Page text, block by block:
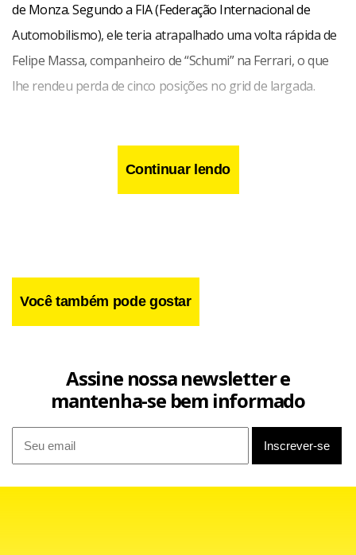
de Monza. Segundo a FIA (Federação Internacional de
Automobilismo), ele teria atrapalhado uma volta rápida de
Felipe Massa, companheiro de “Schumi” na Ferrari, o que
lhe rendeu perda de cinco posições no grid de largada.
Na corrida, Alonso ainda se recuperou, chegou a andar em
terceiro, mas sofreu com um problema no motor e
precisou abandonar. Com a vitória de Schumacher, viu sua
Continuar lendo
Você também pode gostar
Assine nossa newsletter e
mantenha-se bem informado